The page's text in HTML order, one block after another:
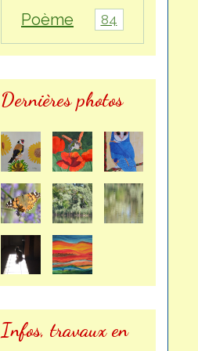
Poème 84
Dernières photos
Infos, travaux en